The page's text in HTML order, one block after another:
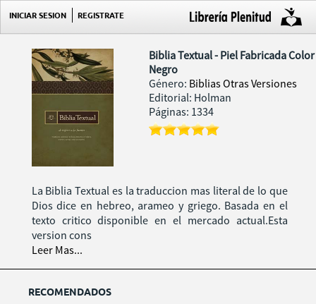
INICIAR SESION REGISTRATE
Biblia Textual - Piel Fabricada Color
Negro
Género: Biblias Otras Versiones
Editorial: Holman
Páginas: 1334
La Biblia Textual es la traduccion mas literal de lo que
Dios dice en hebreo, arameo y griego. Basada en el
texto critico disponible en el mercado actual.Esta
version cons
Leer Mas...
RECOMENDADOS